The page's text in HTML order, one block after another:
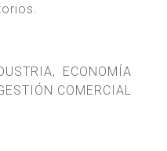
ECONOMÍA
COMERCIAL